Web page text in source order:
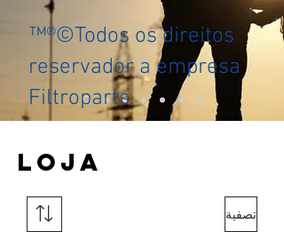
™®©Todos os direitos
reservador a empresa
Filtroparts.
LOJA
تصفية